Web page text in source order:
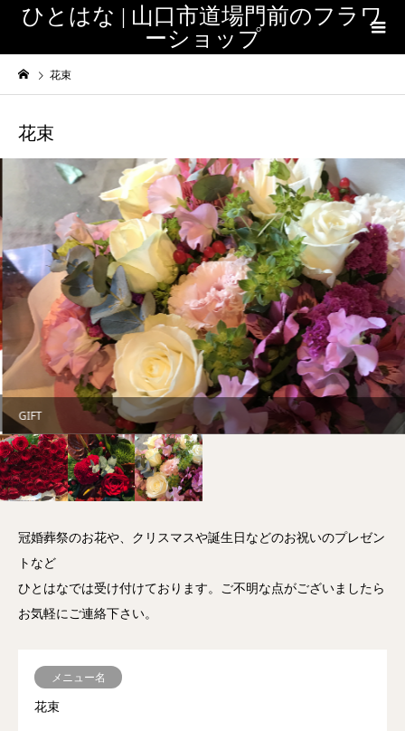
ひとはな | 山口市道場門前のフラワ
ーショップ
花束
花束
GIFT
冠婚葬祭のお花や、クリスマスや誕生日などのお祝いのプレゼン
トなど
ひとはなでは受け付けております。ご不明な点がございましたら
お気軽にご連絡下さい。
メニュー名
花束